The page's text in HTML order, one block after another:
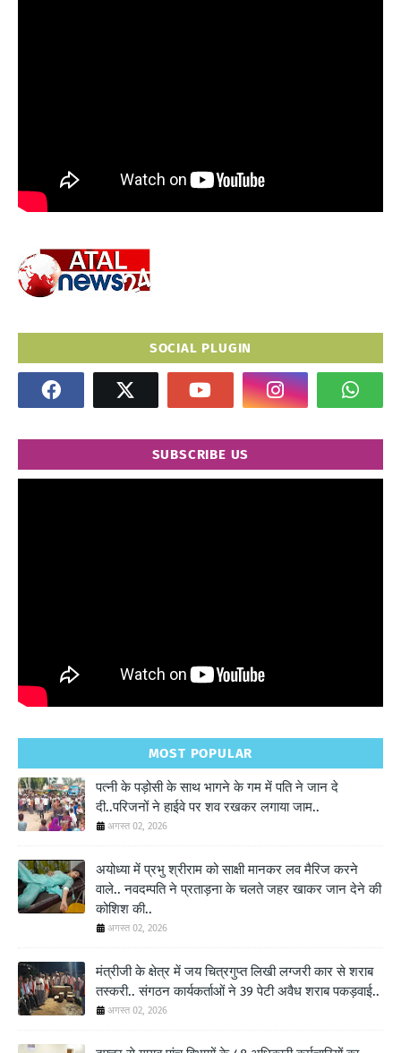
SOCIAL PLUGIN
SUBSCRIBE US
MOST POPULAR
पत्नी के पड़ोसी के साथ भागने के गम में पति ने जान दे
दी..परिजनों ने हाईवे पर शव रखकर लगाया जाम..
अगस्त 02, 2026
अयोध्या में प्रभु श्रीराम को साक्षी मानकर लव मैरिज करने
वाले.. नवदम्पति ने प्रताड़ना के चलते जहर खाकर जान देने की
कोशिश की..
अगस्त 02, 2026
मंत्रीजी के क्षेत्र में जय चित्रगुप्त लिखी लग्जरी कार से शराब
तस्करी.. संगठन कार्यकर्ताओं ने 39 पेटी अवैध शराब पकड़वाई..
अगस्त 02, 2026